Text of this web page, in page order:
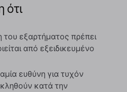
εξαρτήματος πρέπει
από εξειδικευμένο
ευθύνη για τυχόν
κατά την